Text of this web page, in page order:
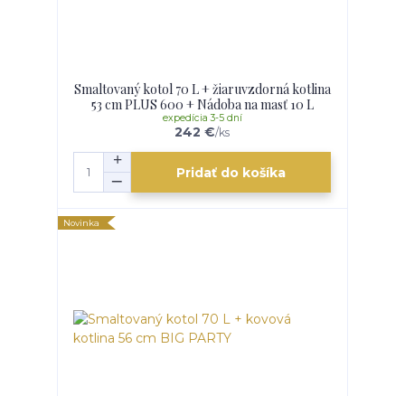
Smaltovaný kotol 70 L + žiaruvzdorná kotlina
53 cm PLUS 600 + Nádoba na masť 10 L
242 €/ks
expedícia 3-5 dní
Pridať do košíka
Novinka